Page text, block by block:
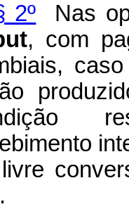
2º Nas
, com